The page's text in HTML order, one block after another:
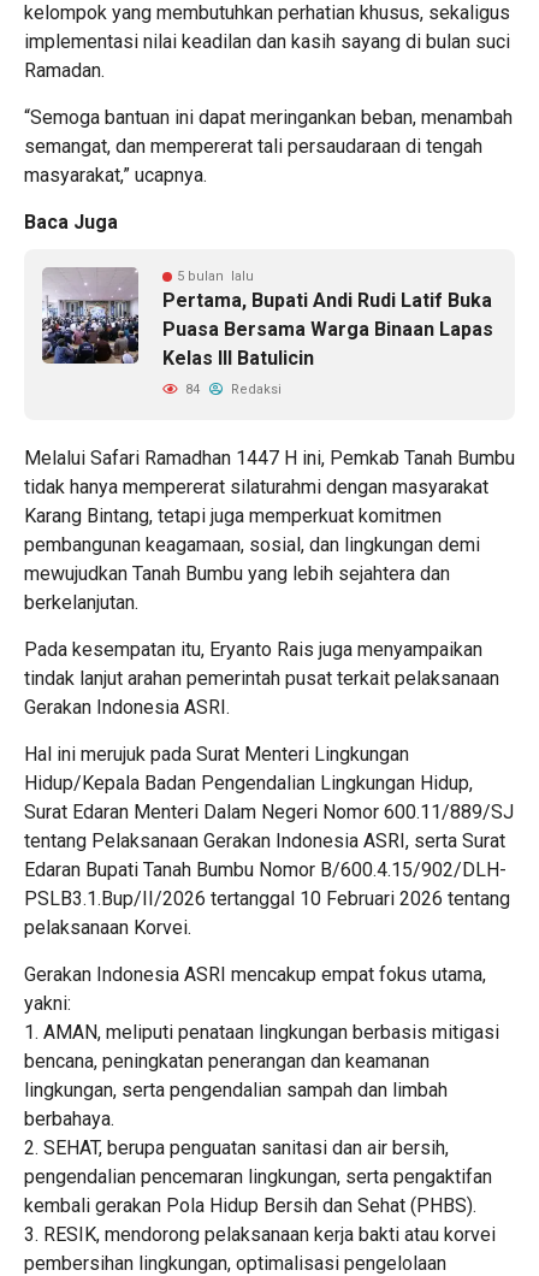
kelompok yang membutuhkan perhatian khusus, sekaligus
implementasi nilai keadilan dan kasih sayang di bulan suci
Ramadan.
“Semoga bantuan ini dapat meringankan beban, menambah
semangat, dan mempererat tali persaudaraan di tengah
masyarakat,” ucapnya.
Baca Juga
5 bulan lalu
Pertama, Bupati Andi Rudi Latif Buka
Puasa Bersama Warga Binaan Lapas
Kelas III Batulicin
84 Redaksi
Melalui Safari Ramadhan 1447 H ini, Pemkab Tanah Bumbu
tidak hanya mempererat silaturahmi dengan masyarakat
Karang Bintang, tetapi juga memperkuat komitmen
pembangunan keagamaan, sosial, dan lingkungan demi
mewujudkan Tanah Bumbu yang lebih sejahtera dan
berkelanjutan.
Pada kesempatan itu, Eryanto Rais juga menyampaikan
tindak lanjut arahan pemerintah pusat terkait pelaksanaan
Gerakan Indonesia ASRI.
Hal ini merujuk pada Surat Menteri Lingkungan
Hidup/Kepala Badan Pengendalian Lingkungan Hidup,
Surat Edaran Menteri Dalam Negeri Nomor 600.11/889/SJ
tentang Pelaksanaan Gerakan Indonesia ASRI, serta Surat
Edaran Bupati Tanah Bumbu Nomor B/600.4.15/902/DLH-
PSLB3.1.Bup/II/2026 tertanggal 10 Februari 2026 tentang
pelaksanaan Korvei.
Gerakan Indonesia ASRI mencakup empat fokus utama,
yakni:
1. AMAN, meliputi penataan lingkungan berbasis mitigasi
bencana, peningkatan penerangan dan keamanan
lingkungan, serta pengendalian sampah dan limbah
berbahaya.
2. SEHAT, berupa penguatan sanitasi dan air bersih,
pengendalian pencemaran lingkungan, serta pengaktifan
kembali gerakan Pola Hidup Bersih dan Sehat (PHBS).
3. RESIK, mendorong pelaksanaan kerja bakti atau korvei
pembersihan lingkungan, optimalisasi pengelolaan